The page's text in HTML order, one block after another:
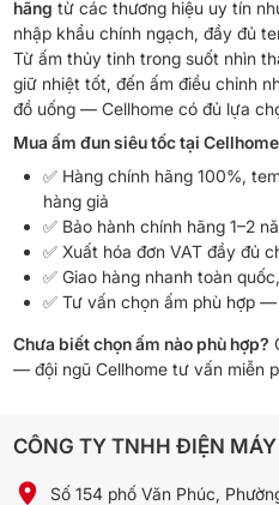
hãng từ các thương hiệu uy tín
nhập khẩu chính ngạch, đầy đủ
Từ ấm thủy tinh trong suốt nhìn
giữ nhiệt tốt, đến ấm điều chỉnh
đồ uống — Cellhome có đủ lựa
Mua ấm đun siêu tốc tại
✅ Hàng chính hãng 100%,
hàng giả
✅ Bảo hành chính hãng 1–2
✅ Xuất hóa đơn VAT đầy đủ
✅ Giao hàng nhanh toàn
✅ Tư vấn chọn ấm phù hợp
Chưa biết chọn ấm nào phù hợp?
— đội ngũ Cellhome tư vấn miễn
CÔNG TY TNHH ĐIỆN
Số 154 phố Văn Phúc,